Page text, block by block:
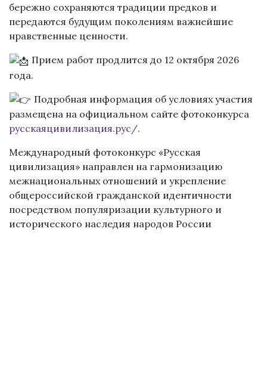
бережно сохраняются традиции предков и
передаются будущим поколениям важнейшие
нравственные ценности.
Прием работ продлится до 12 октября 2026
года.
Подробная информация об условиях участия
размещена на официальном сайте фотоконкурса
русскаяцивилизация.рус/.
Международный фотоконкурс «Русская
цивилизация» направлен на гармонизацию
межнациональных отношений и укрепление
общероссийской гражданской идентичности
посредством популяризации культурного и
исторического наследия народов России